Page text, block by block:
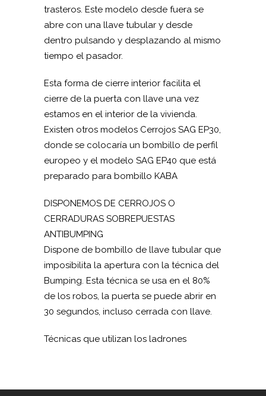
trasteros. Este modelo desde fuera se
abre con una llave tubular y desde
dentro pulsando y desplazando al mismo
tiempo el pasador.
Esta forma de cierre interior facilita el
cierre de la puerta con llave una vez
estamos en el interior de la vivienda.
Existen otros modelos Cerrojos SAG EP30,
donde se colocaría un bombillo de perfil
europeo y el modelo SAG EP40 que está
preparado para bombillo KABA
DISPONEMOS DE CERROJOS O
CERRADURAS SOBREPUESTAS
ANTIBUMPING
Dispone de bombillo de llave tubular que
imposibilita la apertura con la técnica del
Bumping. Esta técnica se usa en el 80%
de los robos, la puerta se puede abrir en
30 segundos, incluso cerrada con llave.
Técnicas que utilizan los ladrones